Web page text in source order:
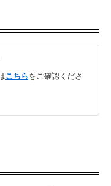
こちらをご確認くださ